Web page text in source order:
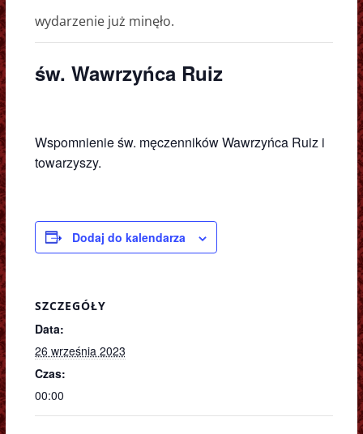
wydarzenie już minęło.
św. Wawrzyńca Ruiz
Wspomnienie św. męczenników Wawrzyńca Ruiz i
towarzyszy.
Dodaj do kalendarza
SZCZEGÓŁY
Data:
26 września 2023
Czas:
00:00